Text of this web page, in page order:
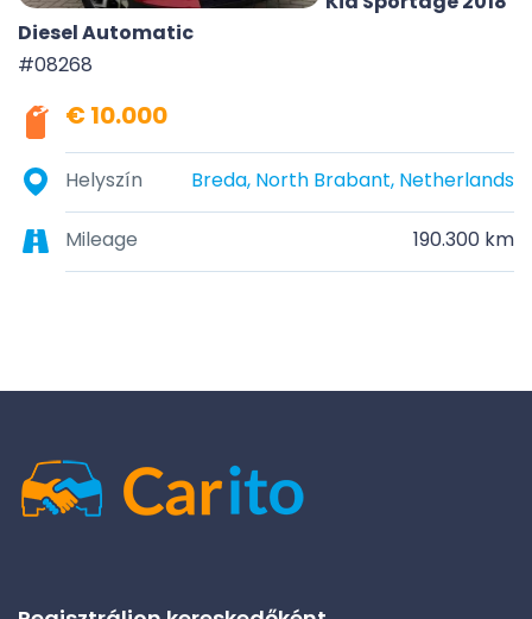
Diesel Automatic
#08268
€ 10.000
Helyszín Breda, North Brabant, Netherlands
Mileage 190.300 km